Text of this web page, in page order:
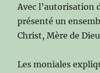
Avec l’autorisation
présenté un
Christ, Mère de
Les moniales